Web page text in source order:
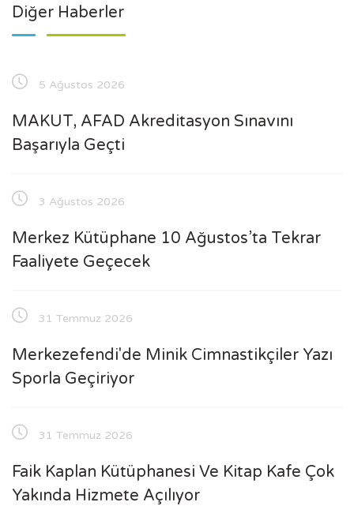
Diğer Haberler
5 Ağustos 2026
MAKUT, AFAD Akreditasyon Sınavını
Başarıyla Geçti
3 Ağustos 2026
Merkez Kütüphane 10 Ağustos’ta Tekrar
Faaliyete Geçecek
31 Temmuz 2026
Merkezefendi'de Minik Cimnastikçiler Yazı
Sporla Geçiriyor
31 Temmuz 2026
Faik Kaplan Kütüphanesi Ve Kitap Kafe Çok
Yakında Hizmete Açılıyor